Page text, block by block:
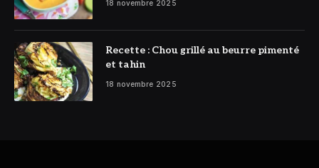
18 novembre 2025
Recette : Chou grillé au beurre pimenté
et tahin
18 novembre 2025